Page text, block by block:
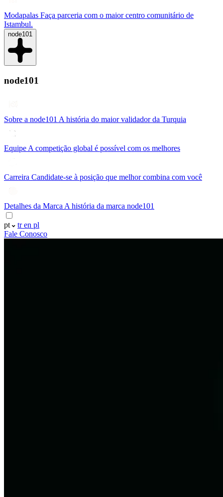
Modapalas Faça parceria com o maior centro comunitário de
Istambul.
node101
node101
Sobre a node101 A história do maior validador da Turquia
Equipe A competição global é possível com os melhores
Carreira Candidate-se à posição que melhor combina com você
Detalhes da Marca A história da marca node101
pt tren pl
Fale Conosco